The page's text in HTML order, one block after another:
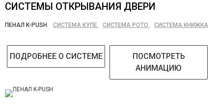
СИСТЕМЫ ОТКРЫВАНИЯ ДВЕРИ
ПЕНАЛ K-PUSH СИСТЕМА КУПЕ СИСТЕМА РОТО СИСТЕМА КНИЖКА
ПОДРОБНЕЕ О СИСТЕМЕ
ПОСМОТРЕТЬ
АНИМАЦИЮ